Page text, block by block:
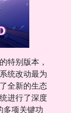
特别版本，
统改动最为
全新的生态
进行了深度
多项关键功